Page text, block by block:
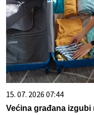
15. 07. 2026 07:44
Većina građana